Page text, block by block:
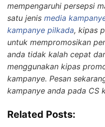
mempengaruhi persepsi
satu jenis media
kampanye pilkada, kipas
untuk mempromosikan
anda tidak kalah cepat
menggunakan kipas
kampanye. Pesan
kampanye anda pada CS
Related Posts: